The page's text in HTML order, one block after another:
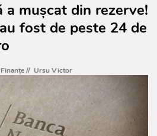
a mușcat din rezerve!
fost de peste 24 de
// Ursu Victor